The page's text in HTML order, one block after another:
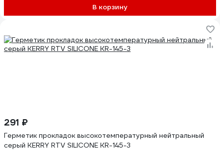
В корзину
291 ₽
Герметик прокладок высокотемпературный нейтральный
серый KERRY RTV SILICONE KR-145-3